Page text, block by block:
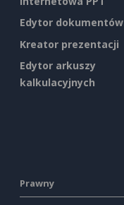
Edytor dokumentów
Kreator prezentacji
Edytor arkuszy
kalkulacyjnych
Prawny